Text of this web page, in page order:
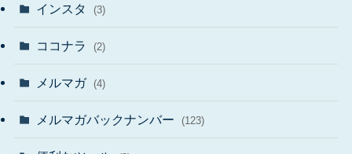
インスタ (3)
ココナラ (2)
メルマガ (4)
メルマガバックナンバー (123)